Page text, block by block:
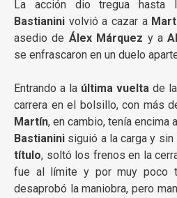
La acción dio tregua hasta
Bastianini volvió a cazar a
asedio de Álex Márquez y a
se enfrascaron en un duelo
Entrando a la última vuelta de la
carrera en el bolsillo, con más
Martín, en cambio, tenía encima
Bastianini siguió a la carga y
título, soltó los frenos en la
fue al límite y por muy poco
desaprobó la maniobra, pero